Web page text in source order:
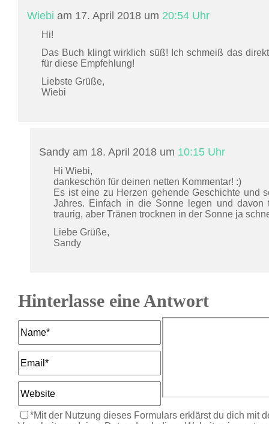
Wiebi am 17. April 2018 um 20:54 Uhr
Hi!
Das Buch klingt wirklich süß! Ich schmeiß das
für diese Empfehlung!
Liebste Grüße,
Wiebi
Sandy am 18. April 2018 um 10:15 Uhr
Hi Wiebi,
dankeschön für deinen netten Kommentar! :)
Es ist eine zu Herzen gehende Geschichte und
Jahres. Einfach in die Sonne legen und davon
traurig, aber Tränen trocknen in der Sonne ja
Liebe Grüße,
Sandy
Hinterlasse eine Antwort
*Mit der Nutzung dieses Formulars erklärst du dich mit